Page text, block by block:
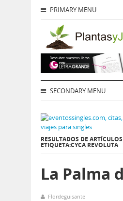
PRIMARY MENU
SECONDARY MENU
RESULTADOS DE
ETIQUETA:CYCA REVOLUTA
La Palma
Flordeguisante